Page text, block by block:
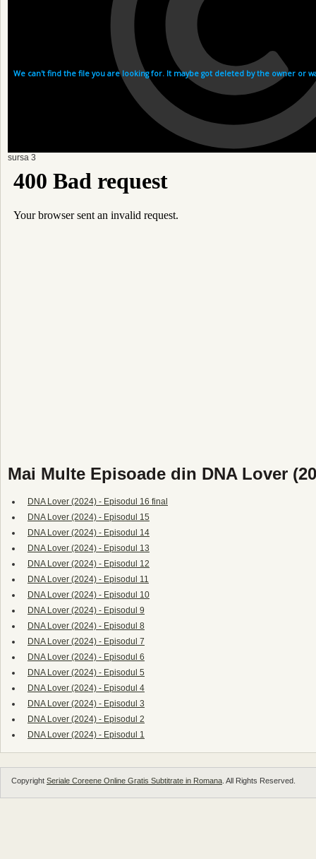
sursa 3
Mai Multe Episoade din DNA Lover
DNA Lover (2024) - Episodul 16 final
DNA Lover (2024) - Episodul 15
DNA Lover (2024) - Episodul 14
DNA Lover (2024) - Episodul 13
DNA Lover (2024) - Episodul 12
DNA Lover (2024) - Episodul 11
DNA Lover (2024) - Episodul 10
DNA Lover (2024) - Episodul 9
DNA Lover (2024) - Episodul 8
DNA Lover (2024) - Episodul 7
DNA Lover (2024) - Episodul 6
DNA Lover (2024) - Episodul 5
DNA Lover (2024) - Episodul 4
DNA Lover (2024) - Episodul 3
DNA Lover (2024) - Episodul 2
DNA Lover (2024) - Episodul 1
Copyright Seriale Coreene Online Gratis Subtitrate in Romana . All Rights Reserved.